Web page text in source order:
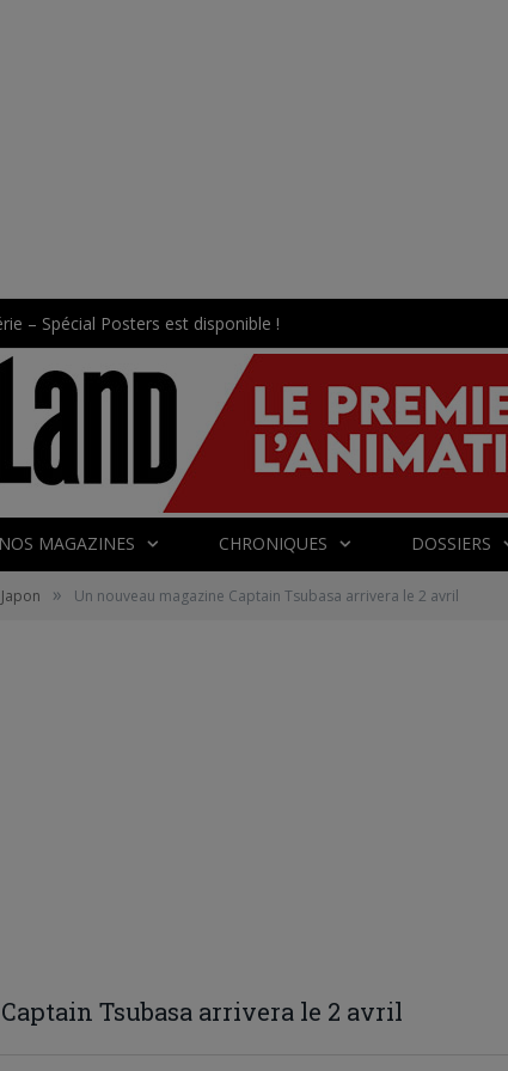
– Spécial Posters est disponible !
NOS MAGAZINES CHRONIQUES DOSSIERS
Japon » Un nouveau magazine Captain Tsubasa arrivera le 2 avril
Tsubasa arrivera le 2 avril